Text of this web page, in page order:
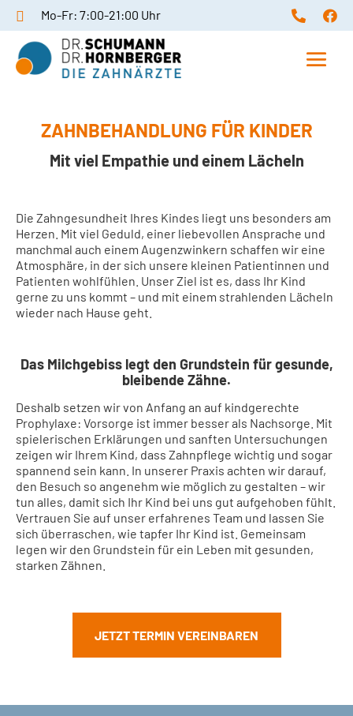
 Mo-Fr: 7:00-21:00 Uhr  
ZAHNBEHANDLUNG FÜR KINDER
Mit viel Empathie und einem Lächeln
Die Zahngesundheit Ihres Kindes liegt uns besonders am
Herzen. Mit viel Geduld, einer liebevollen Ansprache und
manchmal auch einem Augenzwinkern schaffen wir eine
Atmosphäre, in der sich unsere kleinen Patientinnen und
Patienten wohlfühlen. Unser Ziel ist es, dass Ihr Kind
gerne zu uns kommt – und mit einem strahlenden Lächeln
wieder nach Hause geht.
Das Milchgebiss legt den Grundstein für gesunde,
bleibende Zähne.
Deshalb setzen wir von Anfang an auf kindgerechte
Prophylaxe: Vorsorge ist immer besser als Nachsorge. Mit
spielerischen Erklärungen und sanften Untersuchungen
zeigen wir Ihrem Kind, dass Zahnpflege wichtig und sogar
spannend sein kann. In unserer Praxis achten wir darauf,
den Besuch so angenehm wie möglich zu gestalten – wir
tun alles, damit sich Ihr Kind bei uns gut aufgehoben fühlt.
Vertrauen Sie auf unser erfahrenes Team und lassen Sie
sich überraschen, wie tapfer Ihr Kind ist. Gemeinsam
legen wir den Grundstein für ein Leben mit gesunden,
starken Zähnen.
JETZT TERMIN VEREINBAREN